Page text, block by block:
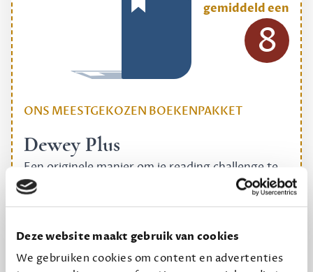
Deze website maakt gebruik van cookies
We gebruiken cookies om content en advertenties
ONS MEESTGEKOZEN BOEKENPAKKET
Dewey Plus
Een originele manier om je reading challenge te
halen.
12,50 per maand, incl. verzending
Geef cadeau
gemiddeld een
8